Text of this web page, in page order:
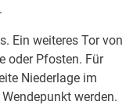
Ein weiteres Tor von
oder Pfosten. Für
Niederlage im
werden.